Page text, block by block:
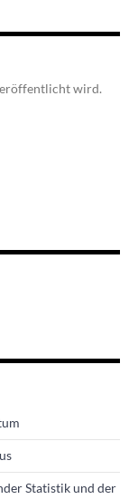
wird.
Statistik und der